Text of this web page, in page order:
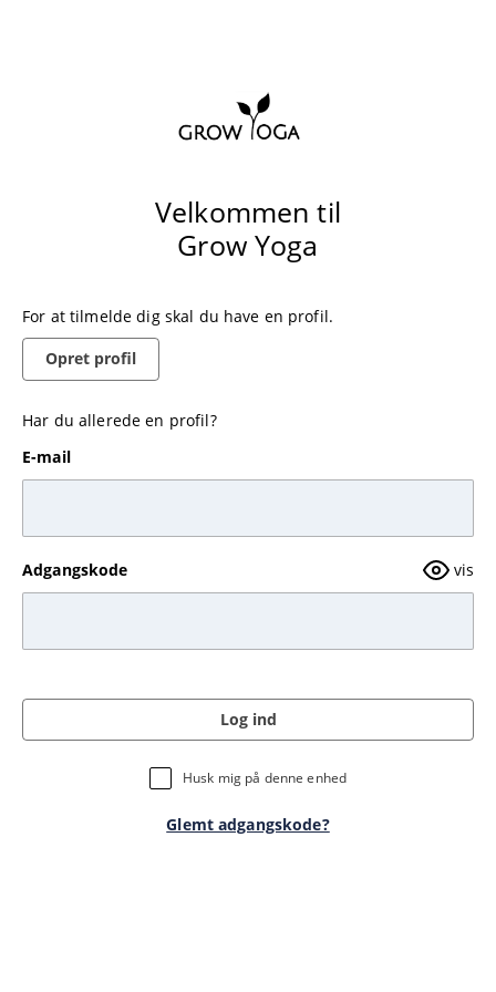
Velkommen til
Grow Yoga
For at tilmelde dig skal du have en profil.
Opret profil
Har du allerede en profil?
E-mail
Adgangskode vis
Log ind
Husk mig på denne enhed
Glemt adgangskode?